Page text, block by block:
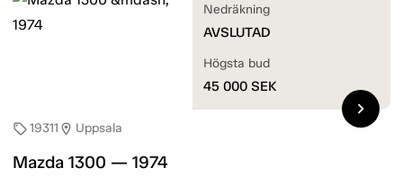
sell19311 location_on Uppsala
Mazda 1300 — 1974
Nedräkning
AVSLUTAD
Högsta bud
45 000 SEK
chevron_right